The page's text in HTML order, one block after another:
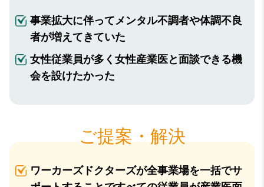
事業拡大に伴ってメンタル不調者や体調不良
者が増えてきていた
女性従業員が多く女性産業医と面談できる機
会を設けたかった
ご提案・解決
ワーカーズドクターズが全事業場を一括でサ